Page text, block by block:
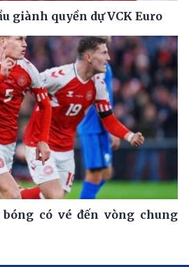
giành quyền dự VCK Euro
bóng có vé đến vòng chung